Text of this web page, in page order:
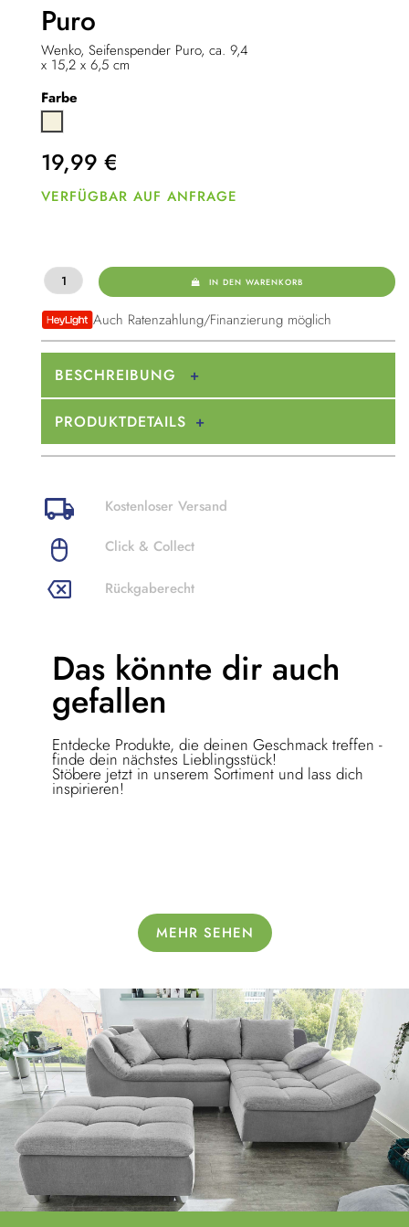
Puro
Wenko, Seifenspender Puro, ca. 9,4
x 15,2 x 6,5 cm
Farbe
19,99 €
VERFÜGBAR AUF ANFRAGE
IN DEN WARENKORB
Auch Ratenzahlung/Finanzierung möglich
BESCHREIBUNG
PRODUKTDETAILS
Kostenloser Versand
Click & Collect
Rückgaberecht
Das könnte dir auch
gefallen
Entdecke Produkte, die deinen Geschmack treffen -
finde dein nächstes Lieblingsstück!
Stöbere jetzt in unserem Sortiment und lass dich
inspirieren!
MEHR SEHEN